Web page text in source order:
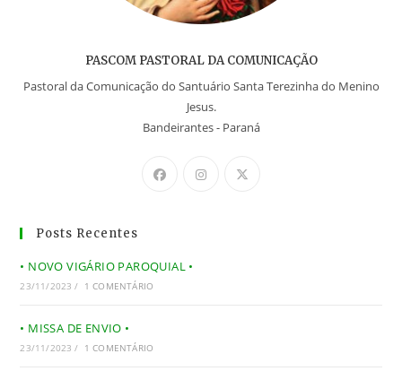
PASCOM PASTORAL DA COMUNICAÇÃO
Pastoral da Comunicação do Santuário Santa Terezinha do Menino
Jesus.
Bandeirantes - Paraná
Posts Recentes
• NOVO VIGÁRIO PAROQUIAL •
23/11/2023 / 1 COMENTÁRIO
• MISSA DE ENVIO •
23/11/2023 / 1 COMENTÁRIO